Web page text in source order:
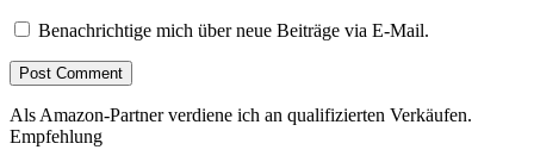
Benachrichtige mich über neue Beiträge via E-Mail.
Als Amazon-Partner verdiene ich an qualifizierten Verkäufen.
Empfehlung